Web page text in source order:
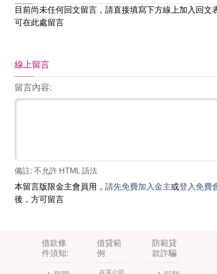
目前尚未任何回文留言，請直接填寫下方線上加入回文
可在此處留言
線上留言
留言內容:
備註: 不允許 HTML 語法
本留言版限金主會員用， 請先免費加入金主或登入免費
後，方可留言
借款條
件須知:
還款期限:
借貸範
例
在某公司
防範貸
款詐騙
請不要給